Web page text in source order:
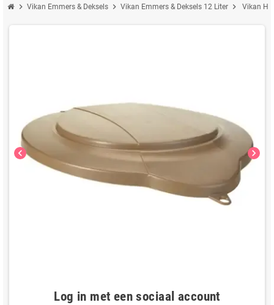
chevron_right Vikan Emmers & Deksels chevron_right Vikan Emmers & Deksels 12 Liter chevron_right Vikan
chevron_left chevron_right
Log in met een sociaal account